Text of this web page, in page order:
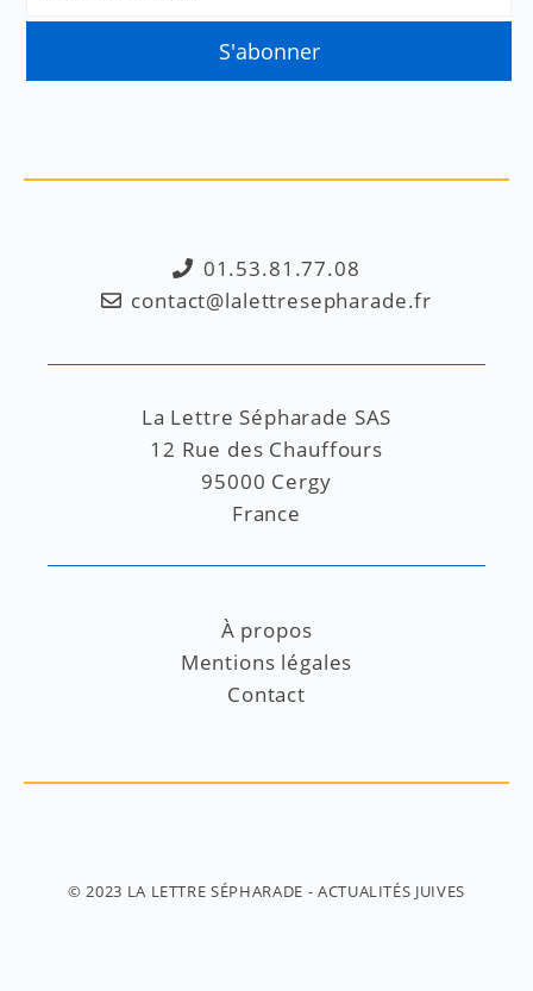
01.53.81.77.08
contact@lalettresepharade.fr
La Lettre Sépharade SAS
12 Rue des Chauffours
95000 Cergy
France
À propos
Mentions légales
Contact
© 2023 LA LETTRE SÉPHARADE - ACTUALITÉS JUIVES